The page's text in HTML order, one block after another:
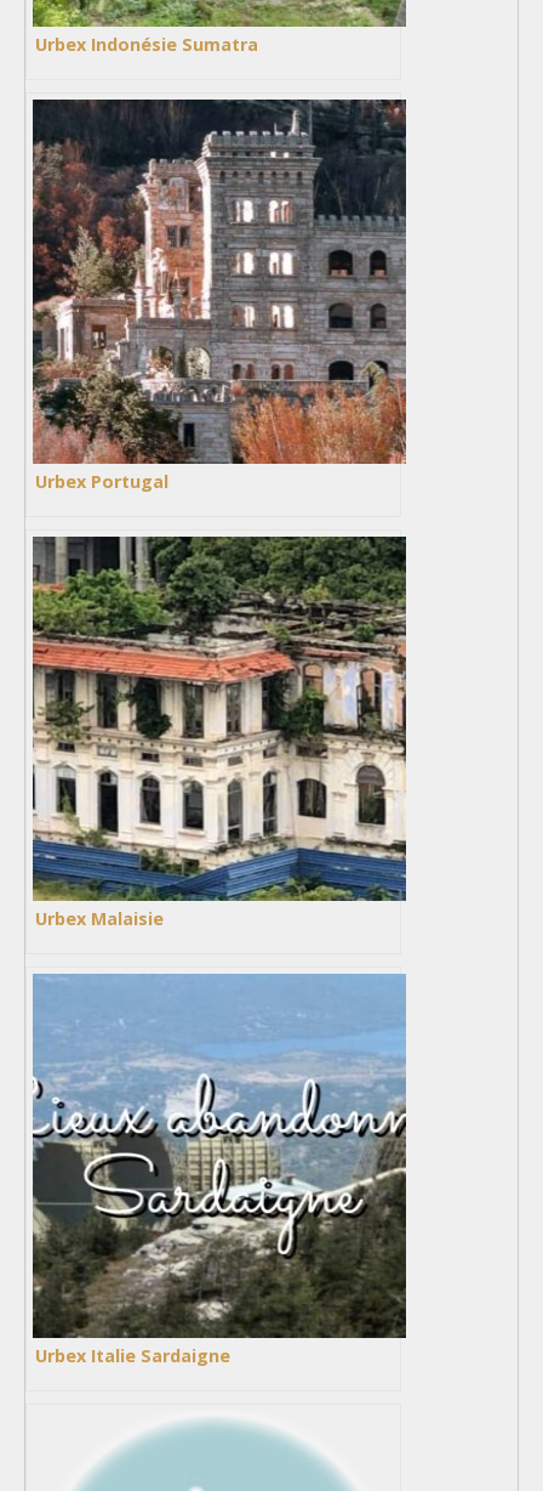
Urbex Indonésie Sumatra
Urbex Portugal
Urbex Malaisie
Urbex Italie Sardaigne